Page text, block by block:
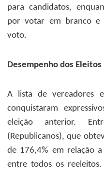
para candidatos,
por votar em branco e
voto.
Desempenho dos Eleitos
A lista de vereadores
conquistaram
eleição anterior.
(Republicanos), que
de 176,4% em relação
entre todos os